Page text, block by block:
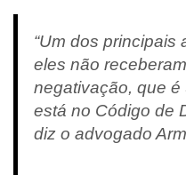
“Um dos principais
eles não
negativação, que é
está no Código de
diz o advogado